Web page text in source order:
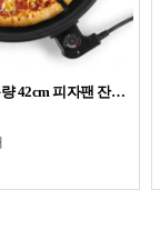
42cm 피자팬 잔치팬